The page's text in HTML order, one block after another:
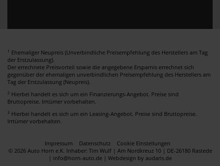
1 Ehemaliger Neupreis (Unverbindliche Preisempfehlung des Herstellers am Tag
der Erstzulassung).
Der errechnete Preisvorteil sowie die angegebene Ersparnis errechnet sich
gegenüber der ehemaligen unverbindlichen Preisempfehlung des Herstellers am
Tag der Erstzulassung (Neupreis).
2 Hierbei handelt es sich um ein Finanzierungs-Angebot. Preise sind
Bruttopreise. Irrtümer vorbehalten.
3 Hierbei handelt es sich um ein Leasing-Angebot. Preise sind Bruttopreise.
Irrtümer vorbehalten.
Impressum Datenschutz
Cookie Einstellungen
© 2026 Auto Horn e.K. Inhaber: Tim Wulf | Am Nordkreuz 10 | DE-26180 Rastede
| info@horn-auto.de | Webdesign by audaris.de